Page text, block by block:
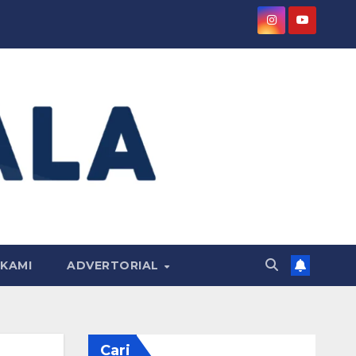
ADVERTORIAL
Cari